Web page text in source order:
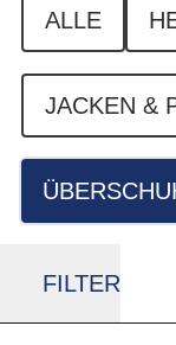
ALLE
JACKEN &
FILTER